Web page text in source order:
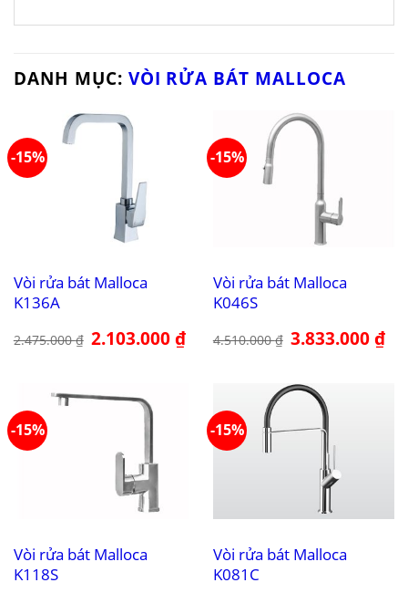
DANH MỤC: VÒI RỬA BÁT MALLOCA
-15%
Vòi rửa bát Malloca
K136A
2.475.000₫ Giá
gốc
2.103.000₫Giá
hiện
-15%
Vòi rửa bát Malloca
K046S
4.510.000₫ Giá
gốc
3.833.000₫Giá
-15%
Vòi rửa bát Malloca
K118S
-15%
Vòi rửa bát Malloca
K081C